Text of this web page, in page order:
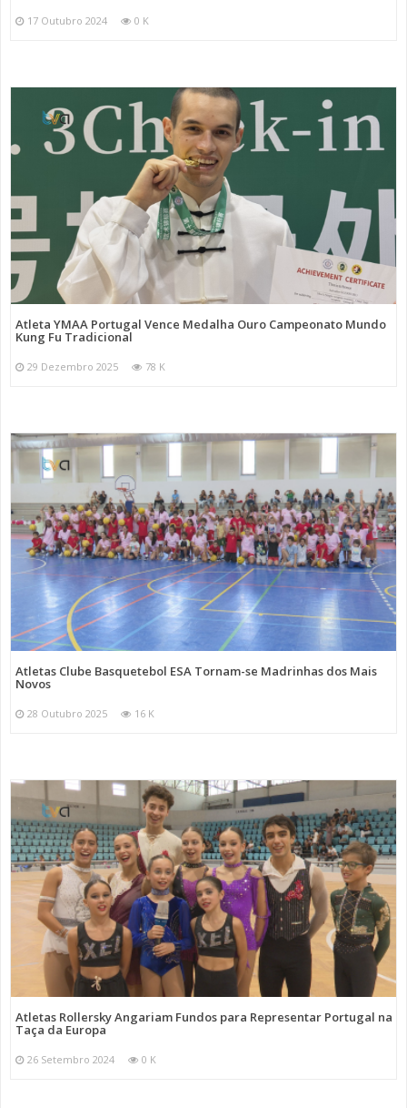
17 Outubro 2024 0 K
Atleta YMAA Portugal Vence Medalha Ouro Campeonato Mundo
Kung Fu Tradicional
29 Dezembro 2025 78 K
Atletas Clube Basquetebol ESA Tornam-se Madrinhas dos Mais
Novos
28 Outubro 2025 16 K
Atletas Rollersky Angariam Fundos para Representar Portugal na
Taça da Europa
26 Setembro 2024 0 K